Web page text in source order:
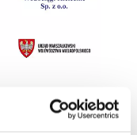
dyrektorów,